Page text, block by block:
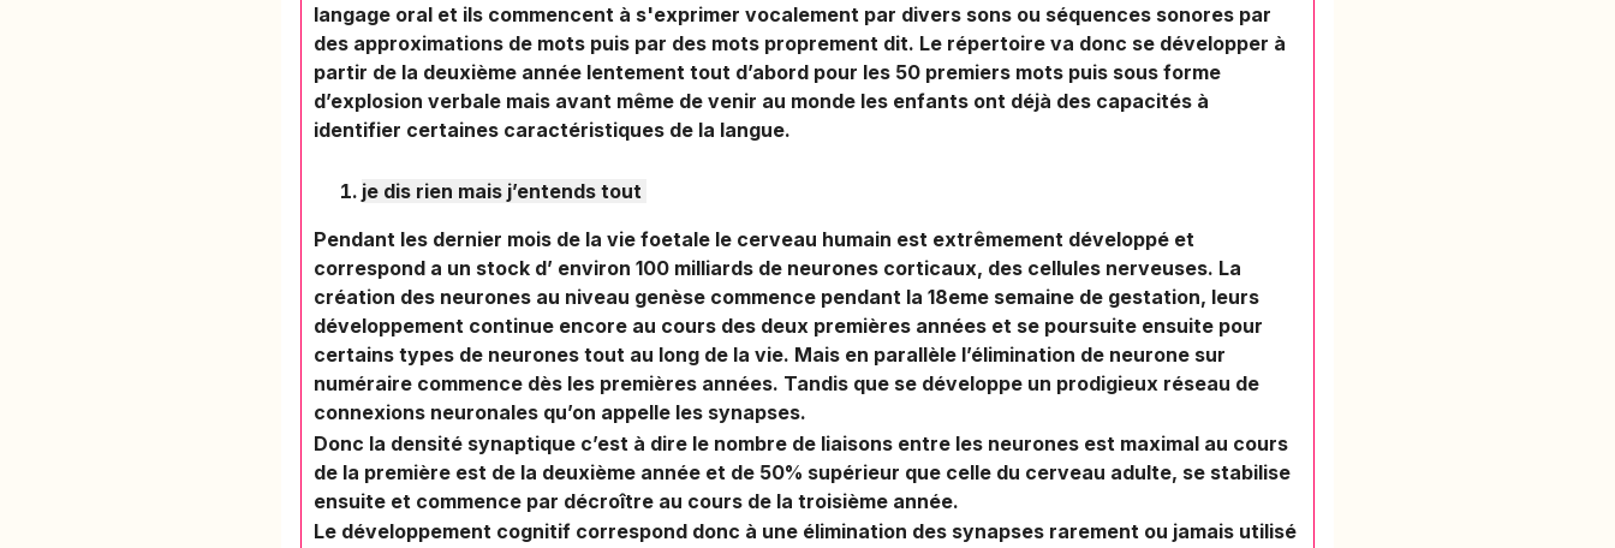
langage oral et ils commencent à s'exprimer vocalement par divers sons ou séquences sonores par
des approximations de mots puis par des mots proprement dit. Le répertoire va donc se développer à
partir de la deuxième année lentement tout d’abord pour les 50 premiers mots puis sous forme
d’explosion verbale mais avant même de venir au monde les enfants ont déjà des capacités à
identifier certaines caractéristiques de la langue.
je dis rien mais j’entends tout
Pendant les dernier mois de la vie foetale le cerveau humain est extrêmement développé et
correspond a un stock d’ environ 100 milliards de neurones corticaux, des cellules nerveuses. La
création des neurones au niveau genèse commence pendant la 18eme semaine de gestation, leurs
développement continue encore au cours des deux premières années et se poursuite ensuite pour
certains types de neurones tout au long de la vie. Mais en parallèle l’élimination de neurone sur
numéraire commence dès les premières années. Tandis que se développe un prodigieux réseau de
connexions neuronales qu’on appelle les synapses.
Donc la densité synaptique c’est à dire le nombre de liaisons entre les neurones est maximal au cours
de la première est de la deuxième année et de 50% supérieur que celle du cerveau adulte, se stabilise
ensuite et commence par décroître au cours de la troisième année.
Le développement cognitif correspond donc à une élimination des synapses rarement ou jamais utilisé